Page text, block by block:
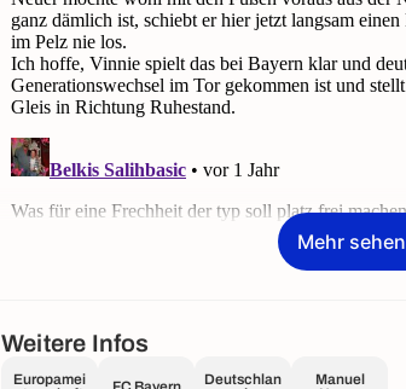
Mehr sehen
Weitere Infos
Europamei
Deutschlan
Manuel